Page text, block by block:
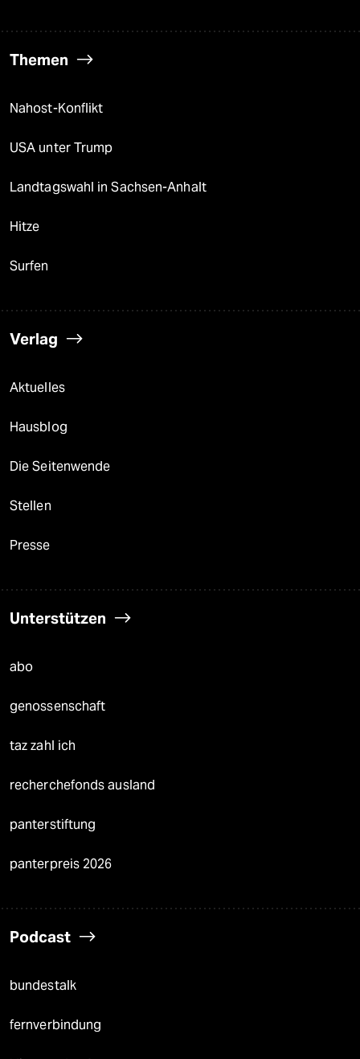
Themen
Nahost-Konflikt
USA unter Trump
Landtagswahl in Sachsen-Anhalt
Hitze
Surfen
Verlag
Aktuelles
Hausblog
Die Seitenwende
Stellen
Presse
Unterstützen
abo
genossenschaft
taz zahl ich
recherchefonds ausland
panterstiftung
panterpreis 2026
Podcast
bundestalk
fernverbindung